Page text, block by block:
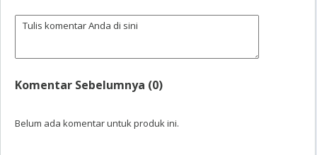
Komentar Sebelumnya (0)
Belum ada komentar untuk produk ini.